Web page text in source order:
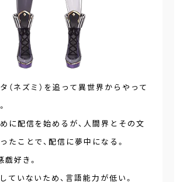
（ネズミ）を追って異世界からやって
に配信を始めるが、人間界とその文
たことで、配信に夢中になる。
戯好き。
ていないため、言語能力が低い。